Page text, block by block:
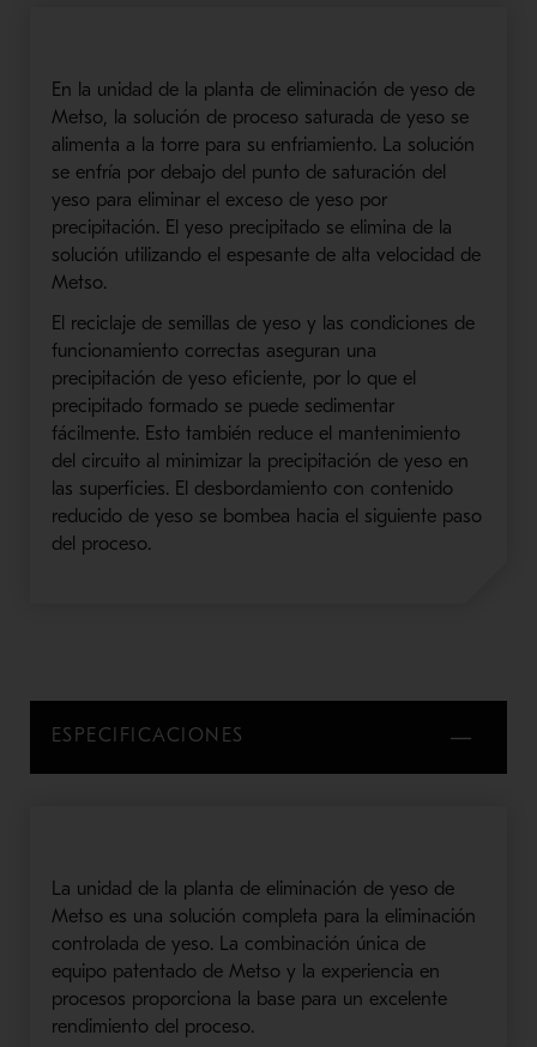
En la unidad de la planta de eliminación de yeso de
Metso, la solución de proceso saturada de yeso se
alimenta a la torre para su enfriamiento. La solución
se enfría por debajo del punto de saturación del
yeso para eliminar el exceso de yeso por
precipitación. El yeso precipitado se elimina de la
solución utilizando el espesante de alta velocidad de
Metso.
El reciclaje de semillas de yeso y las condiciones de
funcionamiento correctas aseguran una
precipitación de yeso eficiente, por lo que el
precipitado formado se puede sedimentar
fácilmente. Esto también reduce el mantenimiento
del circuito al minimizar la precipitación de yeso en
las superficies. El desbordamiento con contenido
reducido de yeso se bombea hacia el siguiente paso
del proceso.
ESPECIFICACIONES
La unidad de la planta de eliminación de yeso de
Metso es una solución completa para la eliminación
controlada de yeso. La combinación única de
equipo patentado de Metso y la experiencia en
procesos proporciona la base para un excelente
rendimiento del proceso.